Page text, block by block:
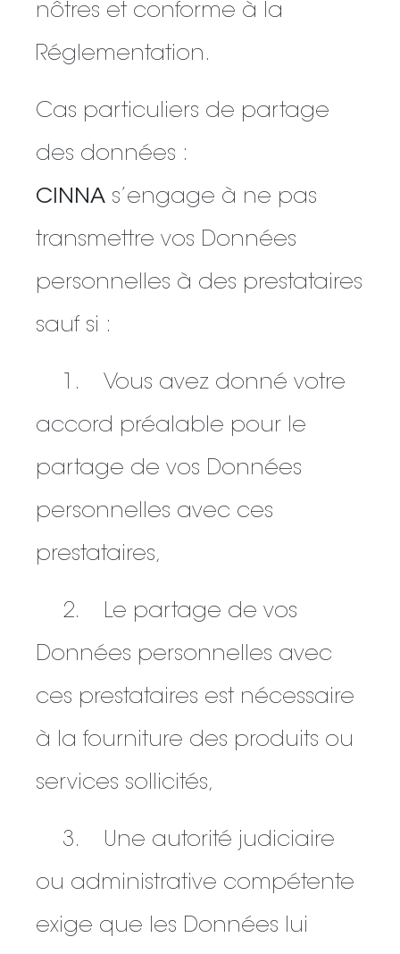
nôtres et conforme à la
Réglementation.
Cas particuliers de partage
des données :
CINNA s’engage à ne pas
transmettre vos Données
personnelles à des prestataires
sauf si :
1. Vous avez donné votre
accord préalable pour le
partage de vos Données
personnelles avec ces
prestataires,
2. Le partage de vos
Données personnelles avec
ces prestataires est nécessaire
à la fourniture des produits ou
services sollicités,
3. Une autorité judiciaire
ou administrative compétente
exige que les Données lui